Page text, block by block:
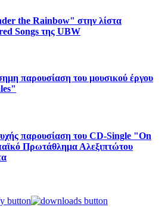
the Rainbow" στην λίστα
Songs της UBW
παρουσίαση του μουσικού έργου
παρουσίαση του CD-Single "On
Πρωτάθλημα Αλεξιπτώτου